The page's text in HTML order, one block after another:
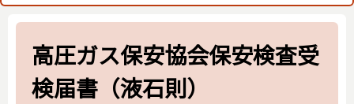
高圧ガス保安協会保安検査受
検届書（液石則）